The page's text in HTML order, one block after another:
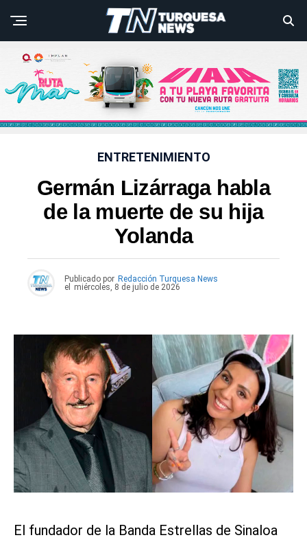
ENTRETENIMIENTO
Germán Lizárraga habla
de la muerte de su hija
Yolanda
Publicado por Redacción Turquesa News
el
miércoles, 8 de julio de 2026
El fundador de la Banda Estrellas de Sinaloa